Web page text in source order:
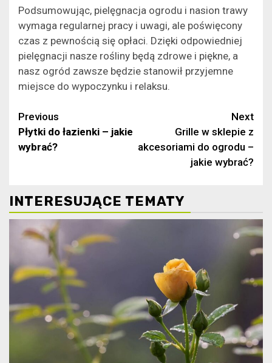
Podsumowując, pielęgnacja ogrodu i nasion trawy
wymaga regularnej pracy i uwagi, ale poświęcony
czas z pewnością się opłaci. Dzięki odpowiedniej
pielęgnacji nasze rośliny będą zdrowe i piękne, a
nasz ogród zawsze będzie stanowił przyjemne
miejsce do wypoczynku i relaksu.
Continue
Reading
Previous
Płytki do łazienki – jakie
wybrać?
Next
Grille w sklepie z
akcesoriami do ogrodu –
jakie wybrać?
INTERESUJĄCE TEMATY